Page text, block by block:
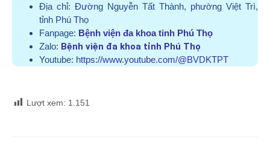
Địa chỉ: Đường Nguyễn Tất Thành, phường Việt Trì,
tỉnh Phú Thọ
Fanpage: Bệnh viện đa khoa tỉnh Phú Thọ
Zalo: Bệnh viện đa khoa tỉnh Phú Thọ
Youtube: https://www.youtube.com/@BVDKTPT
Lượt xem: 1.151